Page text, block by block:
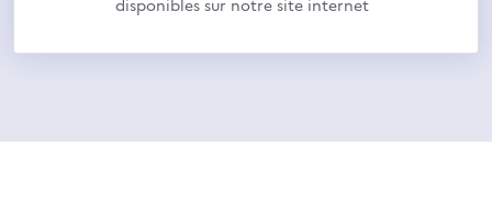
disponibles sur notre site internet